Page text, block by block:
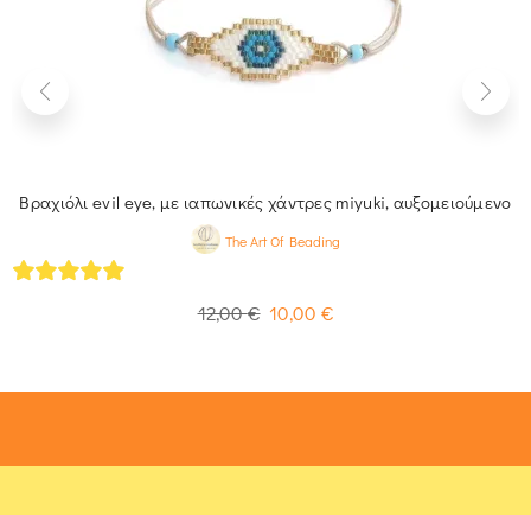
Βραχιόλι evil eye, με ιαπωνικές χάντρες miyuki, αυξομειούμενο
The Art Of Beading
12,00€ 10,00 €